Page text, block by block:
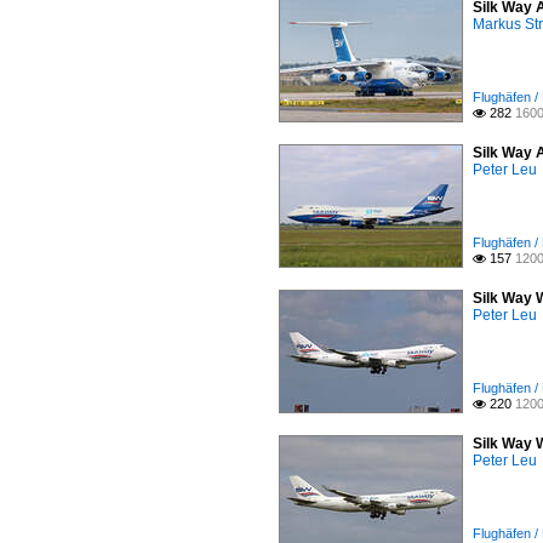
Silk Way
Markus
Flughäfen /
 282
Silk Way
Peter Leu
Flughäfen /
 157
Silk Way
Peter Leu
Flughäfen /
 220
Silk Way
Peter Leu
Flughäfen /